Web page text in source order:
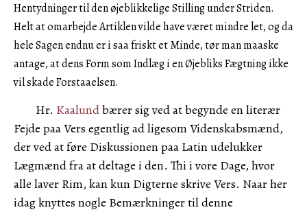
Hentydninger til den øjeblikkelige Stilling under Striden.
Helt at omarbejde Artiklen vilde have været mindre let, og da
hele Sagen endnu er i saa friskt et Minde, tør man maaske
antage, at dens Form som Indlæg i en Øjebliks Fægtning ikke
vil skade Forstaaelsen.
Hr. Kaalundbærer sig ved at begynde en literær
Fejde paa Vers egentlig ad ligesom Videnskabsmænd,
der ved at føre Diskussionen paa Latin udelukker
Lægmænd fra at deltage i den. Thi i vore Dage, hvor
alle laver Rim, kan kun Digterne skrive Vers. Naar her
idag knyttes nogle Bemærkninger til denne